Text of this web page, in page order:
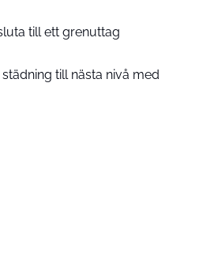
till ett grenuttag
till nästa nivå med